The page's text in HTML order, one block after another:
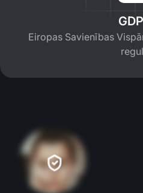
Eiropas Savienības